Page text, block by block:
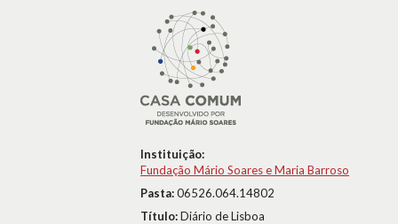
Instituição:
Fundação Mário Soares e Maria Barroso
Pasta:06526.064.14802
Título:Diário de Lisboa